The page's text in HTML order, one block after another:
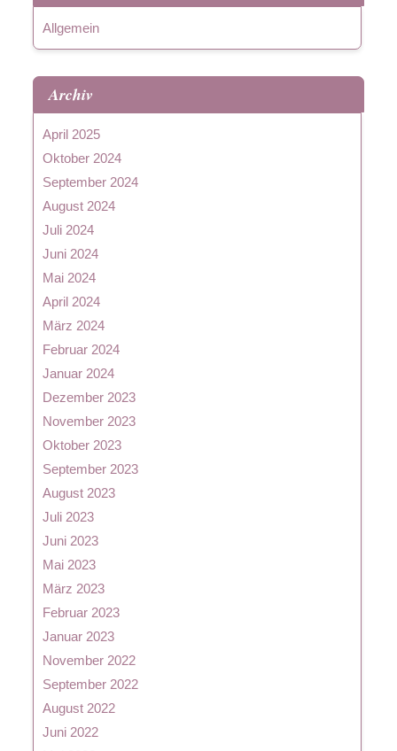
Allgemein
Archiv
April 2025
Oktober 2024
September 2024
August 2024
Juli 2024
Juni 2024
Mai 2024
April 2024
März 2024
Februar 2024
Januar 2024
Dezember 2023
November 2023
Oktober 2023
September 2023
August 2023
Juli 2023
Juni 2023
Mai 2023
März 2023
Februar 2023
Januar 2023
November 2022
September 2022
August 2022
Juni 2022